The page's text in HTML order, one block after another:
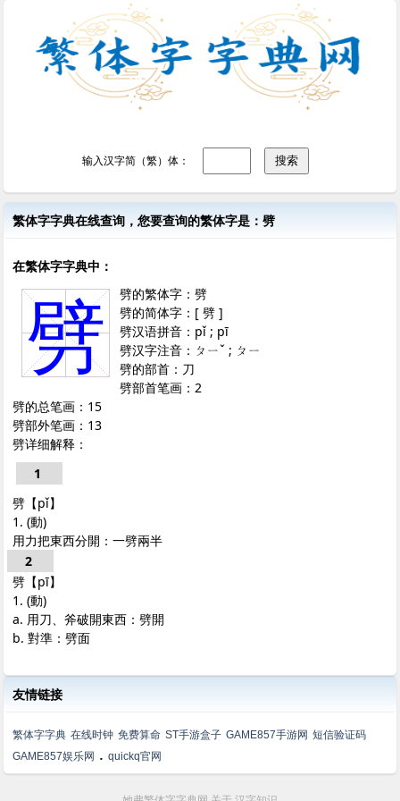
输入汉字简（繁）体：
繁体字字典在线查询，您要查询的繁体字是：劈
在繁体字字典中：
劈
劈的繁体字：劈
劈的简体字：[ 劈 ]
劈汉语拼音：pǐ ; pī
劈汉字注音：ㄆㄧˇ ; ㄆㄧ
劈的部首：刀
劈部首笔画：2
劈的总笔画：15
劈部外笔画：13
劈详细解释：
1
劈【pǐ】
1. (動)
用力把東西分開：一劈兩半
2
劈【pī】
1. (動)
a. 用刀、斧破開東西：劈開
b. 對準：劈面
友情链接
繁体字字典 在线时钟 免费算命 ST手游盒子 GAME857手游网 短信验证码
GAME857娱乐网 .quickq官网